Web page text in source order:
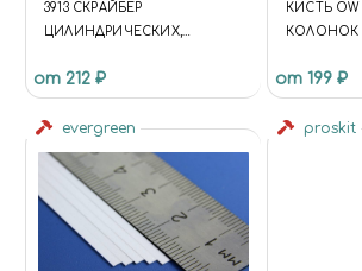
3913 СКРАЙБЕР
ЦИЛИНДРИЧЕСКИХ,
И СНЯТИЯ ФАСОК
от 212 ₽
КИСТЬ OW
КОЛОНОК
от 199 ₽
evergreen proskit